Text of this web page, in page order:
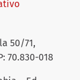
50/71,
70.830-018